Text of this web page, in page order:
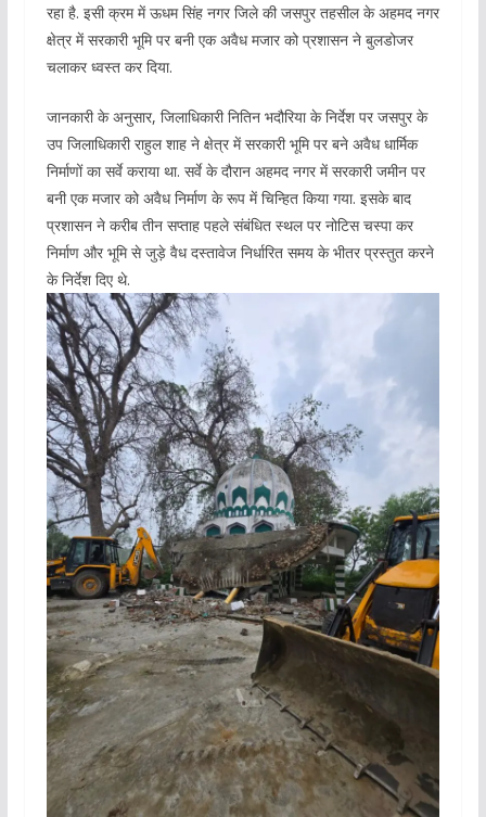
रहा है. इसी क्रम में ऊधम सिंह नगर जिले की जसपुर तहसील के अहमद नगर
क्षेत्र में सरकारी भूमि पर बनी एक अवैध मजार को प्रशासन ने बुलडोजर
चलाकर ध्वस्त कर दिया.
जानकारी के अनुसार, जिलाधिकारी नितिन भदौरिया के निर्देश पर जसपुर के
उप जिलाधिकारी राहुल शाह ने क्षेत्र में सरकारी भूमि पर बने अवैध धार्मिक
निर्माणों का सर्वे कराया था. सर्वे के दौरान अहमद नगर में सरकारी जमीन पर
बनी एक मजार को अवैध निर्माण के रूप में चिन्हित किया गया. इसके बाद
प्रशासन ने करीब तीन सप्ताह पहले संबंधित स्थल पर नोटिस चस्पा कर
निर्माण और भूमि से जुड़े वैध दस्तावेज निर्धारित समय के भीतर प्रस्तुत करने
के निर्देश दिए थे.